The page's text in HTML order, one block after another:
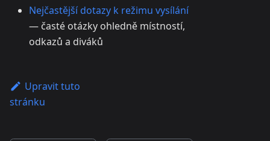
Nejčastější dotazy k režimu vysílání
— časté otázky ohledně místností,
odkazů a diváků
Upravit tuto
stránku